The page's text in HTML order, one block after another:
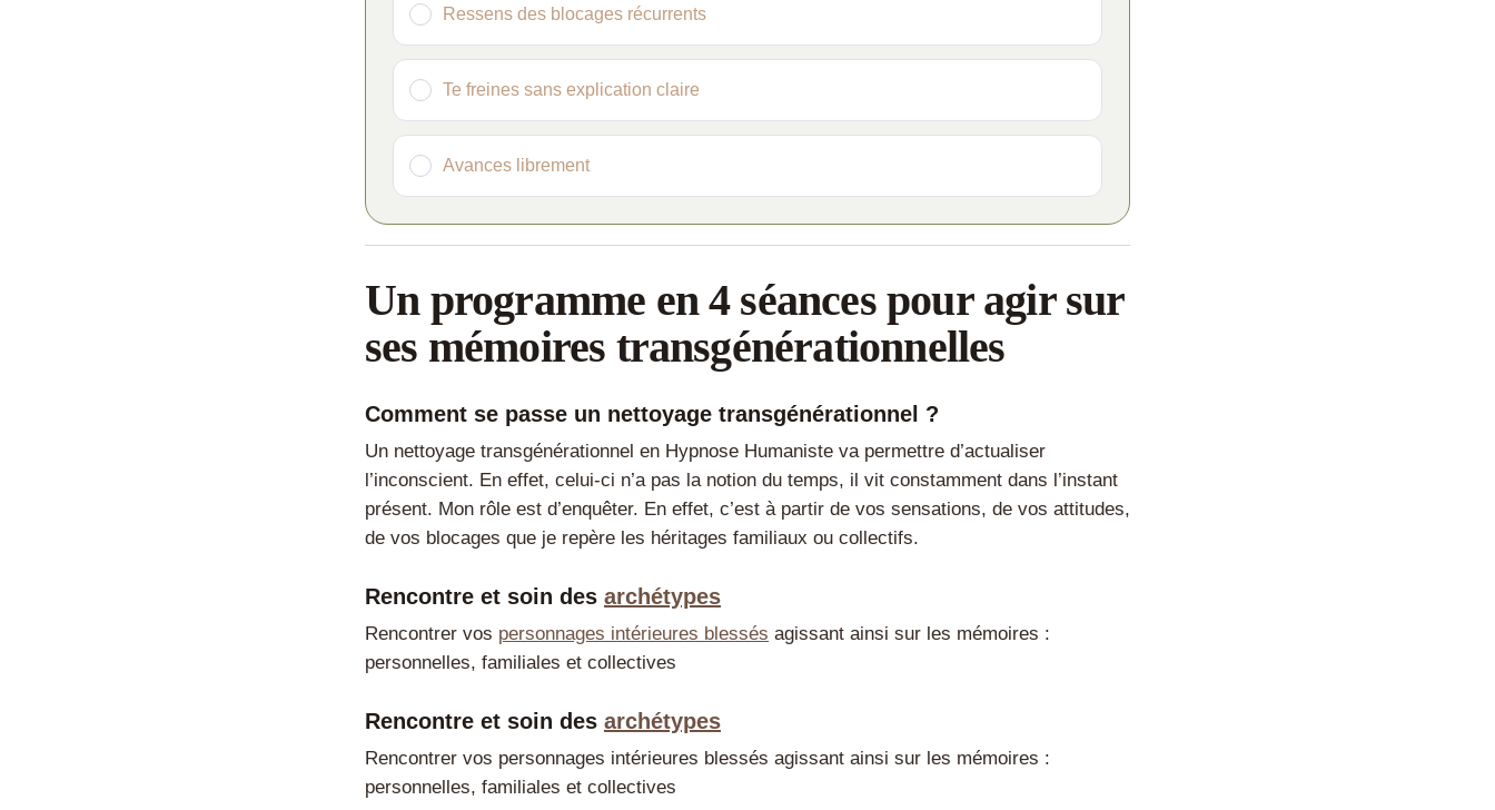
Ressens des blocages récurrents
Te freines sans explication claire
Avances librement
Un programme en 4 séances pour agir sur
ses mémoires transgénérationnelles
Comment se passe un nettoyage transgénérationnel ?
Un nettoyage transgénérationnel en Hypnose Humaniste va permettre d’actualiser
l’inconscient. En effet, celui-ci n’a pas la notion du temps, il vit constamment dans l’instant
présent. Mon rôle est d’enquêter. En effet, c’est à partir de vos sensations, de vos attitudes,
de vos blocages que je repère les héritages familiaux ou collectifs.
Rencontre et soin des archétypes
Rencontrer vos personnages intérieures blessés agissant ainsi sur les mémoires :
personnelles, familiales et collectives
Rencontre et soin des archétypes
Rencontrer vos personnages intérieures blessés agissant ainsi sur les mémoires :
personnelles, familiales et collectives